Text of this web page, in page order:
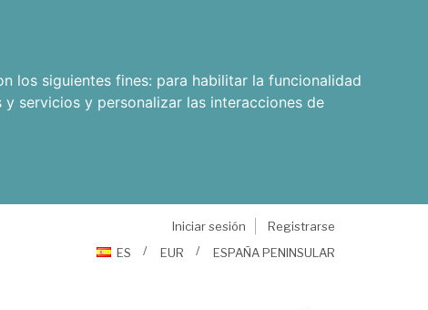
los siguientes fines: para habilitar la funcionalidad
servicios y personalizar las interacciones de
Iniciar sesión
Registrarse
ES
EUR ESPAÑA PENINSULAR